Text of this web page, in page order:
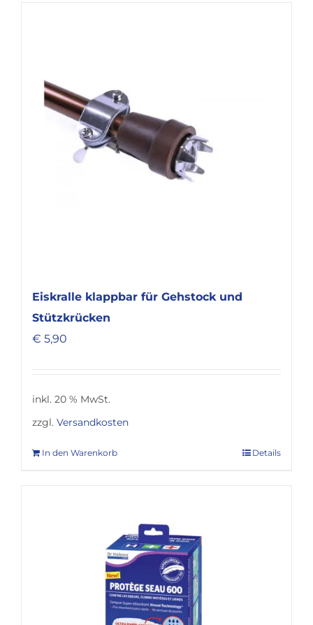
Eiskralle klappbar für Gehstock und
Stützkrücken
€ 5,90
inkl. 20 % MwSt.
zzgl. Versandkosten
In den Warenkorb Details